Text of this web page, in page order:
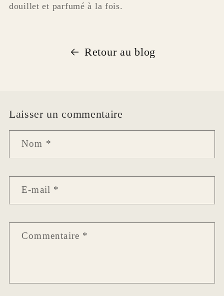
douillet et parfumé à la fois.
Retour au blog
Laisser un commentaire
Nom *
E-mail *
Commentaire *